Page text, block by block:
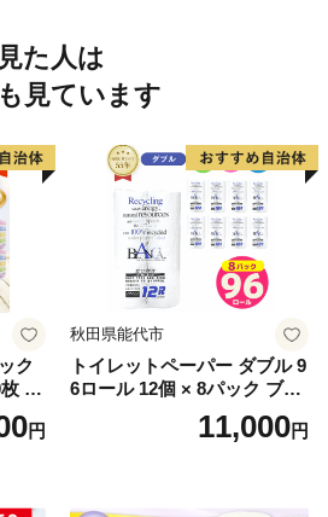
た人は
見ています
ク
60
ッ
災 常
円
秋田県能代市
トイレットペーパー ダブル 9
6ロール 12個 × 8パック ブラ
ンカ 再生紙 100％ 芯あり 日
用品 消耗品 無香料 生活用品
11,000円